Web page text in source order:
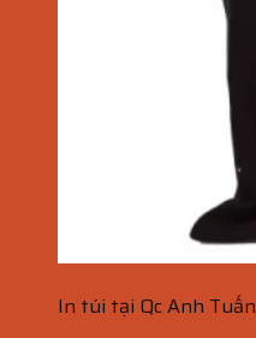
In túi tại Qc Anh Tuấn